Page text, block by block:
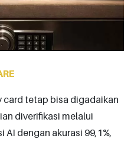
card tetap bisa digadaikan
diverifikasi melalui
dengan akurasi 99,1%,